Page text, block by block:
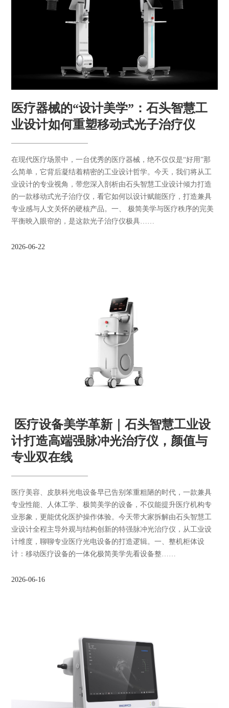
医疗器械的“设计美学”：石头智慧工
业设计如何重塑移动式光子治疗仪
在现代医疗场景中，一台优秀的医疗器械，绝不仅仅是“好用”那
么简单，它背后凝结着精密的工业设计哲学。今天，我们将从工
业设计的专业视角，带您深入剖析由石头智慧工业设计倾力打造
的一款移动式光子治疗仪，看它如何以设计赋能医疗，打造兼具
专业感与人文关怀的硬核产品。一、 极简美学与医疗秩序的完美
平衡映入眼帘的，是这款光子治疗仪极具……
2026-06-22
​ 医疗设备美学革新｜石头智慧工业设
计打造高端强脉冲光治疗仪，颜值与
专业双在线
医疗美容、皮肤科光电设备早已告别笨重粗陋的时代，一款兼具
专业性能、人体工学、极简美学的设备，不仅能提升医疗机构专
业形象，更能优化医护操作体验。今天带大家拆解由石头智慧工
业设计全程主导外观与结构创新的特强脉冲光治疗仪，从工业设
计维度，聊聊专业医疗光电设备的打造逻辑。一、整机柜体设
计：移动医疗设备的一体化极简美学先看设备整……
2026-06-16